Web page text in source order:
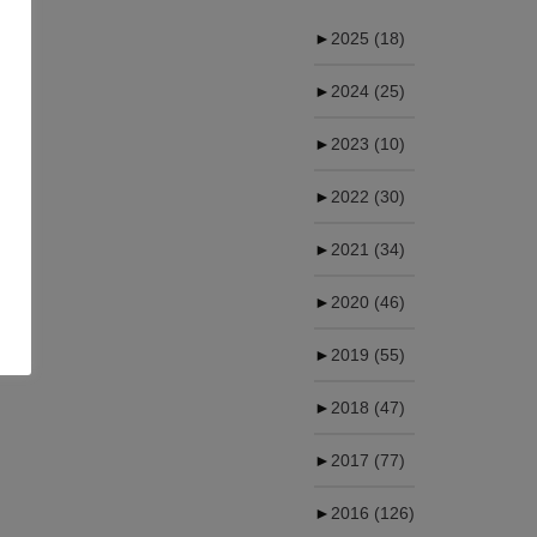
►2025 (18)
►2024 (25)
►2023 (10)
►2022 (30)
►2021 (34)
►2020 (46)
►2019 (55)
►2018 (47)
►2017 (77)
►2016 (126)